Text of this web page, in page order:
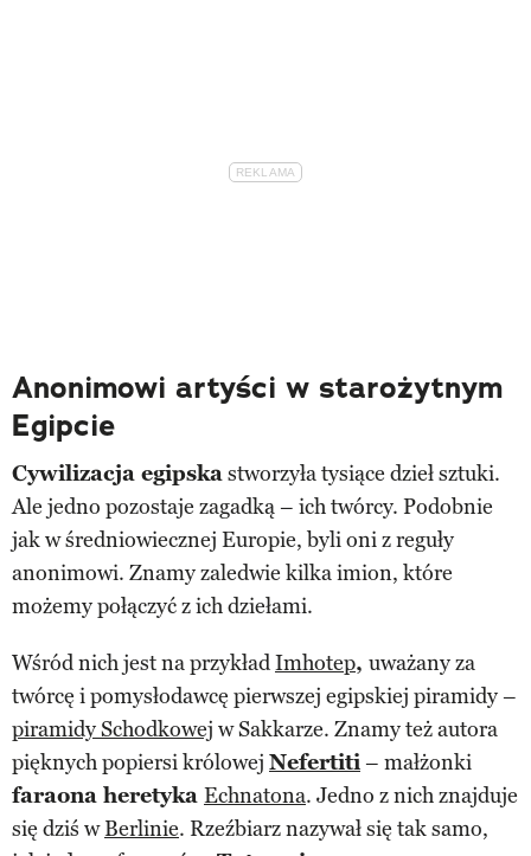
Anonimowi artyści w starożytnym
Egipcie
Cywilizacja egipskastworzyła tysiące dzieł sztuki.
Ale jedno pozostaje zagadką – ich twórcy. Podobnie
jak w średniowiecznej Europie, byli oni z reguły
anonimowi. Znamy zaledwie kilka imion, które
możemy połączyć z ich dziełami.
Wśród nich jest na przykładImhotep, uważany za
twórcę i pomysłodawcę pierwszej egipskiej piramidy –
piramidy Schodkowej w Sakkarze. Znamy też autora
pięknych popiersi królowej Nefertiti– małżonki
faraona heretyka Echnatona. Jedno z nich znajduje
się dziś wBerlinie. Rzeźbiarz nazywał się tak samo,